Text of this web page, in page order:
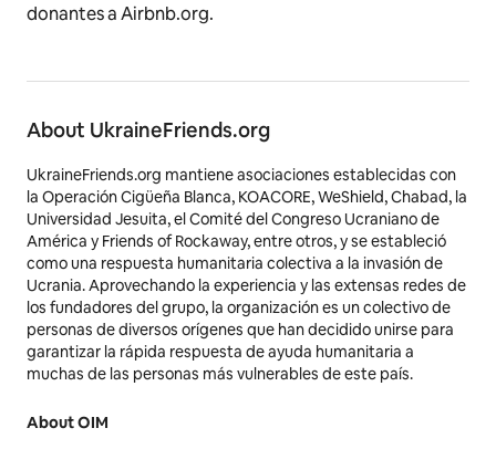
donantes a Airbnb.org.
About UkraineFriends.org
UkraineFriends.org mantiene asociaciones establecidas con
la Operación Cigüeña Blanca, KOACORE, WeShield, Chabad, la
Universidad Jesuita, el Comité del Congreso Ucraniano de
América y Friends of Rockaway, entre otros, y se estableció
como una respuesta humanitaria colectiva a la invasión de
Ucrania. Aprovechando la experiencia y las extensas redes de
los fundadores del grupo, la organización es un colectivo de
personas de diversos orígenes que han decidido unirse para
garantizar la rápida respuesta de ayuda humanitaria a
muchas de las personas más vulnerables de este país.
About OIM